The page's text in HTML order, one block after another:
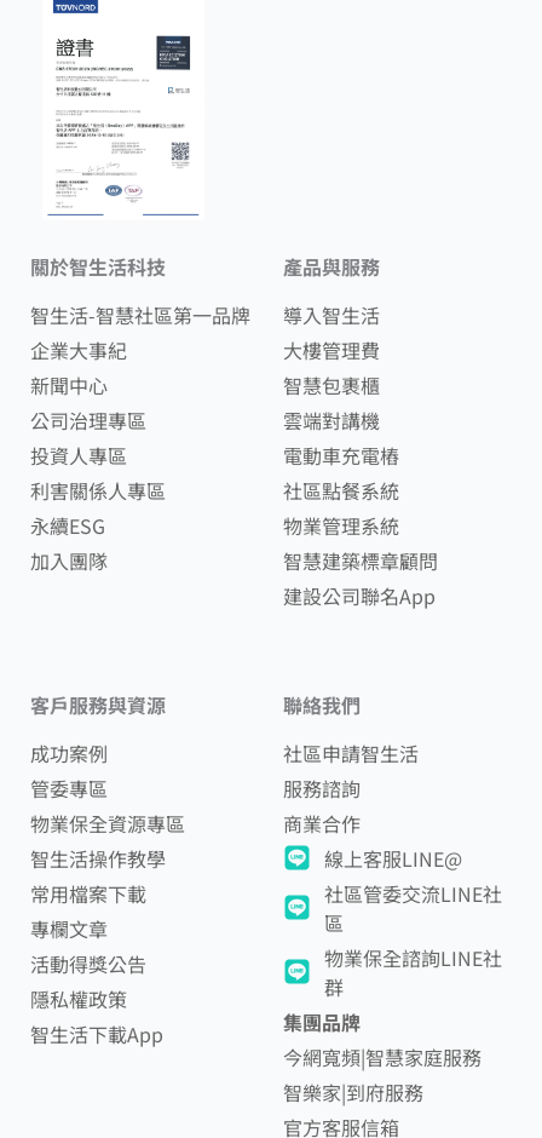
關於智生活科技
智生活-智慧社區第一品牌
企業大事紀
新聞中心
公司治理專區
投資人專區
利害關係人專區
永續ESG
加入團隊
產品與服務
導入智生活
大樓管理費
智慧包裹櫃
雲端對講機
電動車充電樁
社區點餐系統
物業管理系統
智慧建築標章顧問
建設公司聯名App
客戶服務與資源
成功案例
管委專區
物業保全資源專區
智生活操作教學
常用檔案下載
專欄文章
活動得獎公告
隱私權政策
智生活下載App
聯絡我們
社區申請智生活
服務諮詢
商業合作
線上客服LINE@
社區管委交流LINE社
區
物業保全諮詢LINE社
群
集團品牌
今網寬頻|智慧家庭服務
智樂家|到府服務
官方客服信箱